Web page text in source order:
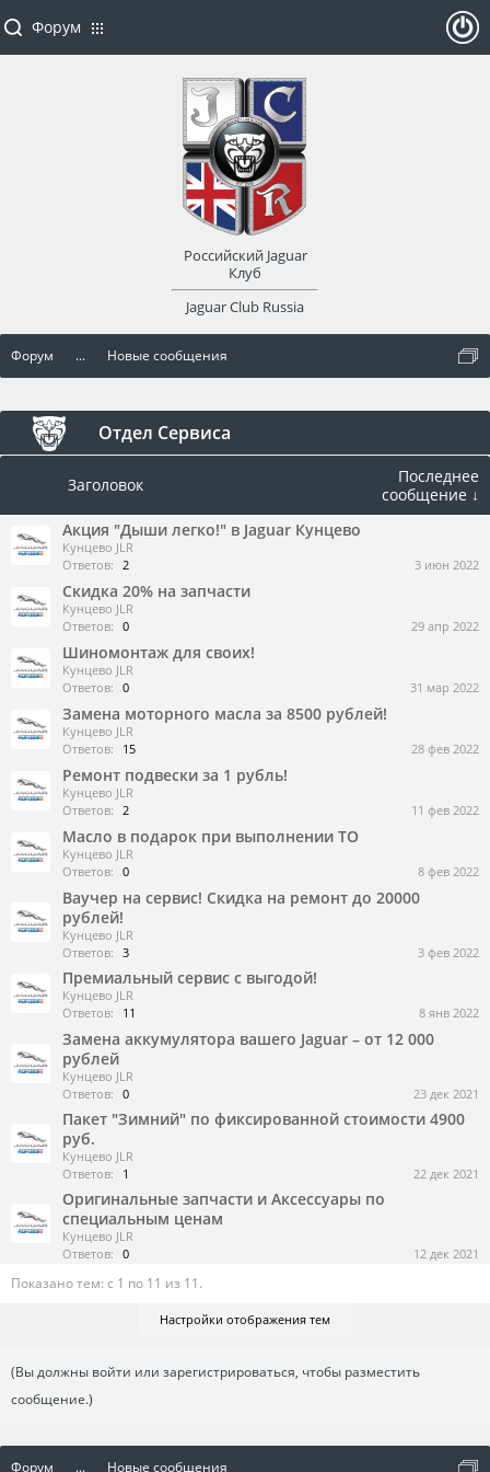
Форум ... Новые сообщения
Отдел Сервиса
Заголовок
Последнее
сообщение ↓
Акция "Дыши легко!" в Jaguar Кунцево
Кунцево JLR
Ответов: 2 3 июн 2022
Скидка 20% на запчасти
Кунцево JLR
Ответов: 0 29 апр 2022
Шиномонтаж для своих!
Кунцево JLR
Ответов: 0 31 мар 2022
Замена моторного масла за 8500 рублей!
Кунцево JLR
Ответов:
15 28 фев 2022
Ремонт подвески за 1 рубль!
Кунцево JLR
Ответов: 2 11 фев 2022
Масло в подарок при выполнении ТО
Кунцево JLR
Ответов: 0 8 фев 2022
Ваучер на сервис! Скидка на ремонт до 20000
рублей!
Кунцево JLR
Ответов: 3 3 фев 2022
Премиальный сервис с выгодой!
Кунцево JLR
Ответов:
11 8 янв 2022
Замена аккумулятора вашего Jaguar – от 12 000
рублей
Кунцево JLR
Ответов: 0 23 дек 2021
Пакет "Зимний" по фиксированной стоимости 4900
руб.
Кунцево JLR
Ответов:
1 22 дек 2021
Оригинальные запчасти и Аксессуары по
специальным ценам
Кунцево JLR
Ответов: 0 12 дек 2021
Показано тем: с 1 по 11 из 11.
Настройки отображения тем
(Вы должны войти или зарегистрироваться, чтобы разместить
сообщение.)
Форум ... Новые сообщения
Форум
Российский Jaguar
Клуб
Jaguar Club Russia
оват